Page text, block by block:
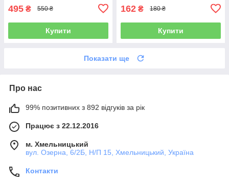
495 ₴ 550 ₴
Купити
162 ₴ 180 ₴
Купити
Показати ще
Про нас
99% позитивних з 892 відгуків за рік
Працює з 22.12.2016
м. Хмельницький
вул. Озерна, 6/2Б, Н/П 15, Хмельницький, Україна
Контакти